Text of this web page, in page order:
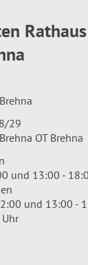
29
OT Brehna
und 13:00 -
und 13:00 -